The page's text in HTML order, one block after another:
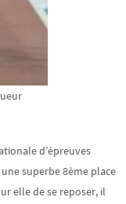
d’épreuves
superbe 8ème place
elle de se reposer, il